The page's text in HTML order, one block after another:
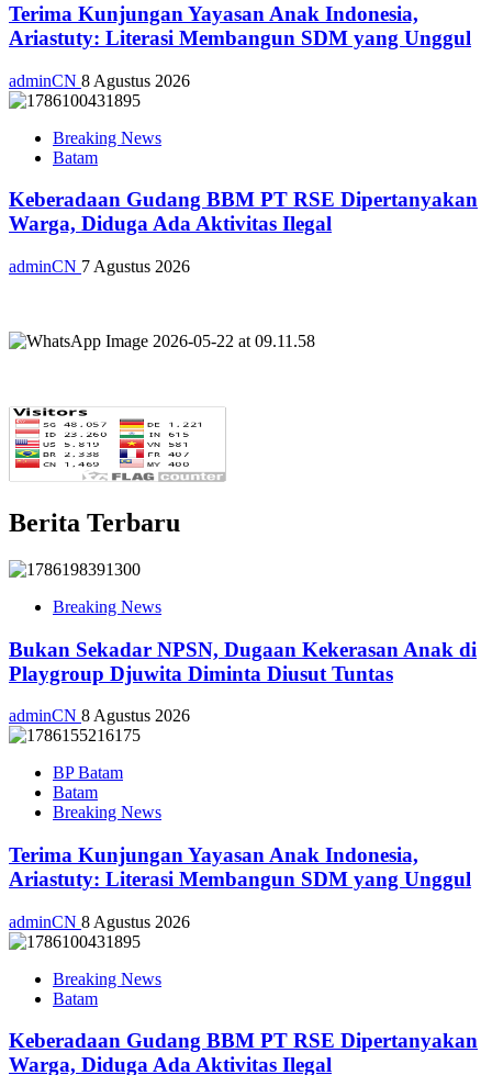
Terima Kunjungan Yayasan Anak Indonesia,
Ariastuty: Literasi Membangun SDM yang Unggul
adminCN 8 Agustus 2026
Breaking News
Batam
Keberadaan Gudang BBM PT RSE Dipertanyakan
Warga, Diduga Ada Aktivitas Ilegal
adminCN 7 Agustus 2026
Berita Terbaru
Breaking News
Bukan Sekadar NPSN, Dugaan Kekerasan Anak di
Playgroup Djuwita Diminta Diusut Tuntas
adminCN 8 Agustus 2026
BP Batam
Batam
Breaking News
Terima Kunjungan Yayasan Anak Indonesia,
Ariastuty: Literasi Membangun SDM yang Unggul
adminCN 8 Agustus 2026
Breaking News
Batam
Keberadaan Gudang BBM PT RSE Dipertanyakan
Warga, Diduga Ada Aktivitas Ilegal